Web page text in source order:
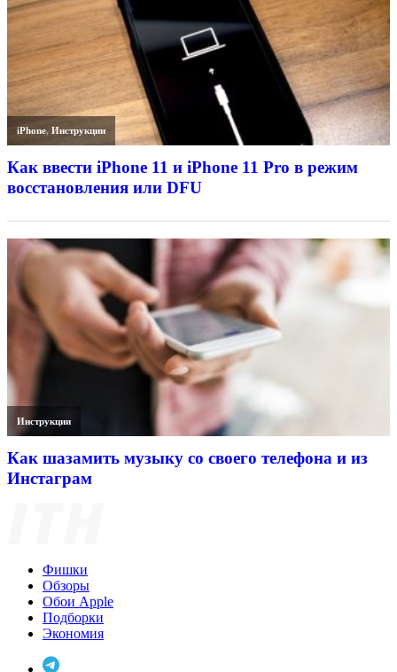
iPhone,Инструкции
Как ввести iPhone 11 и iPhone 11 Pro в режим
восстановления или DFU
Инструкции
Как шазамить музыку со своего телефона и из
Инстаграм
Фишки
Обзоры
Обои Apple
Подборки
Экономия